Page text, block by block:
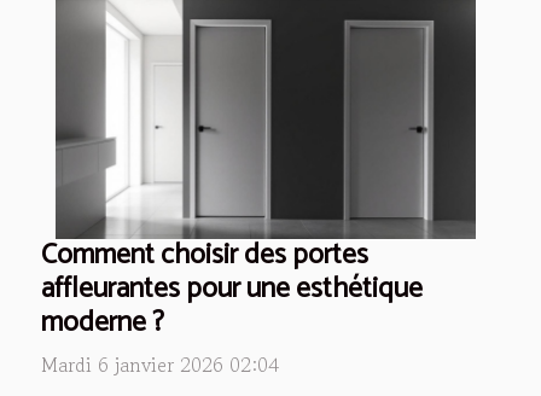
Comment choisir des portes
affleurantes pour une esthétique
moderne ?
Mardi 6 janvier 2026 02:04